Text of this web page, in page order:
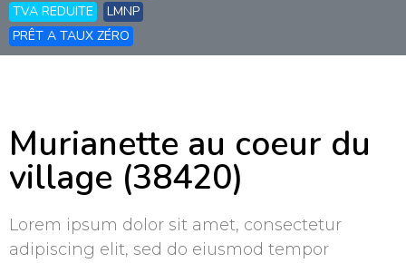
TVA REDUITE
LMNP
PRÊT A TAUX ZÉRO
Murianette au coeur du
village (38420)
Lorem ipsum dolor sit amet, consectetur
adipiscing elit, sed do eiusmod tempor